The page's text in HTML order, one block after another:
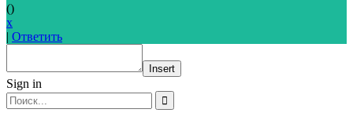
()
x
| Ответить
Insert
Sign in